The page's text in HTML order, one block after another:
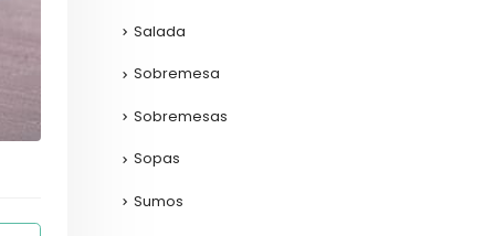
Salada
Sobremesa
Sobremesas
Sopas
Sumos